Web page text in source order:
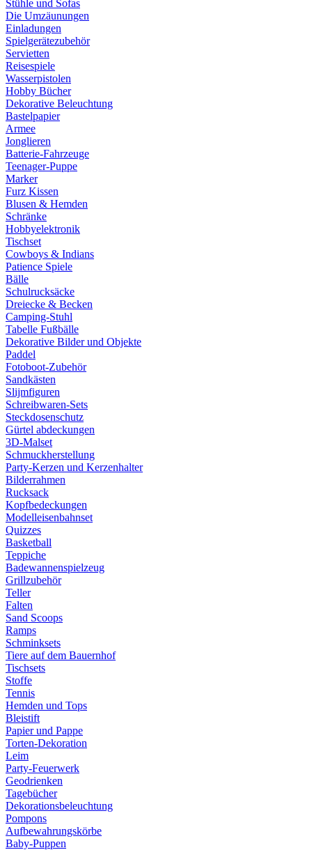
Stühle und Sofas
Die Umzäunungen
Einladungen
Spielgerätezubehör
Servietten
Reisespiele
Wasserpistolen
Hobby Bücher
Dekorative Beleuchtung
Bastelpapier
Armee
Jonglieren
Batterie-Fahrzeuge
Teenager-Puppe
Marker
Furz Kissen
Blusen & Hemden
Schränke
Hobbyelektronik
Tischset
Cowboys & Indians
Patience Spiele
Bälle
Schulrucksäcke
Dreiecke & Becken
Camping-Stuhl
Tabelle Fußbälle
Dekorative Bilder und Objekte
Paddel
Fotoboot-Zubehör
Sandkästen
Slijmfiguren
Schreibwaren-Sets
Steckdosenschutz
Gürtel abdeckungen
3D-Malset
Schmuckherstellung
Party-Kerzen und Kerzenhalter
Bilderrahmen
Rucksack
Kopfbedeckungen
Modelleisenbahnset
Quizzes
Basketball
Teppiche
Badewannenspielzeug
Grillzubehör
Teller
Falten
Sand Scoops
Ramps
Schminksets
Tiere auf dem Bauernhof
Tischsets
Stoffe
Tennis
Hemden und Tops
Bleistift
Papier und Pappe
Torten-Dekoration
Leim
Party-Feuerwerk
Geodrienken
Tagebücher
Dekorationsbeleuchtung
Pompons
Aufbewahrungskörbe
Baby-Puppen